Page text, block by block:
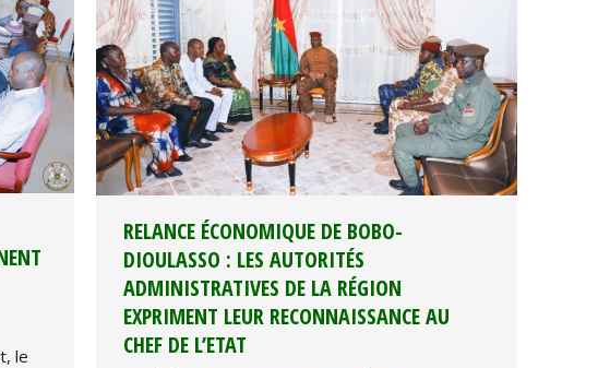
le
RELANCE ÉCONOMIQUE DE BOBO-
DIOULASSO : LES AUTORITÉS
ADMINISTRATIVES DE LA RÉGION
EXPRIMENT LEUR RECONNAISSANCE AU
CHEF DE L’ETAT